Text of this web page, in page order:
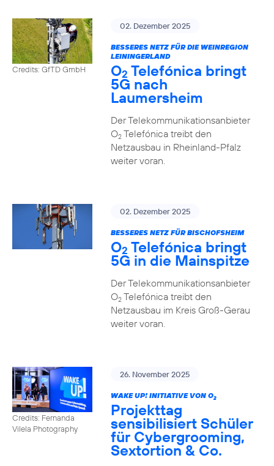
Credits: GfTD GmbH
02. Dezember 2025
BESSERES NETZ FÜR DIE WEINREGION
LEININGERLAND
O2 Telefónica bringt
5G nach
Laumersheim
Der Telekommunikationsanbieter
O2Telefónica treibt den
Netzausbau in Rheinland-Pfalz
weiter voran.
02. Dezember 2025
BESSERES NETZ FÜR BISCHOFSHEIM
O2 Telefónica bringt
5G in die Mainspitze
Der Telekommunikationsanbieter
O2Telefónica treibt den
Netzausbau im Kreis Groß-Gerau
weiter voran.
Credits: Fernanda
Vilela Photography
26. November 2025
WAKE UP! INITIATIVE VON O2
Projekttag
sensibilisiert Schüler
für Cybergrooming,
Sextortion & Co.